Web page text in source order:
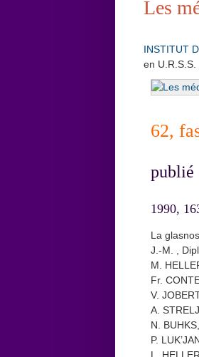
Les
INSTITUT
en U.R.S.S.
62,
publié
1990,
La
J.-M. ,
M.
Fr.
V.
A.
N.
P.